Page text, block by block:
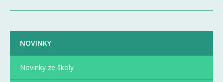
NOVINKY
Novinky ze školy